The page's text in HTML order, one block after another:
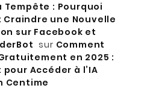
: Pourquoi
Craindre une Nouvelle
sur Facebook et
sur Comment
en 2025 :
Accéder à l’IA
Centime